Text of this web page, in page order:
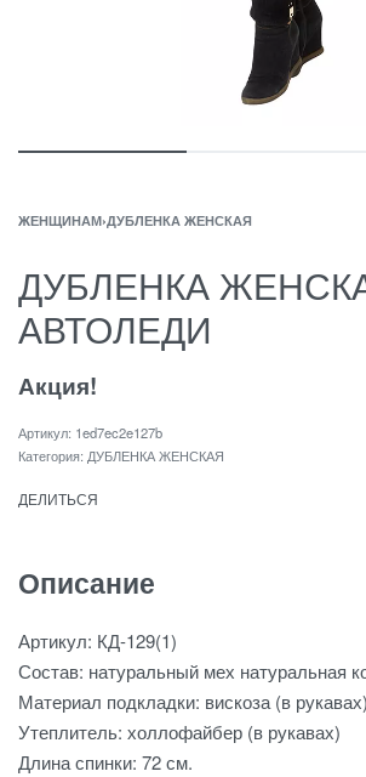
ЖЕНЩИНАМ›ДУБЛЕНКА ЖЕНСКАЯ
ДУБЛЕНКА
АВТОЛЕДИ
Акция!
1ed7ec2e127b
Категория: ДУБЛЕНКА ЖЕНСКАЯ
ДЕЛИТЬСЯ
Описание
Артикул: КД-129(1)
Состав: натуральный мех натуральная
Материал подкладки: вискоза (в рукавах)
Утеплитель: холлофайбер (в рукавах)
Длина спинки: 72 см.